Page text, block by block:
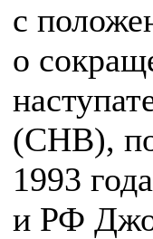
с
о
(СНВ),
1993
и РФ